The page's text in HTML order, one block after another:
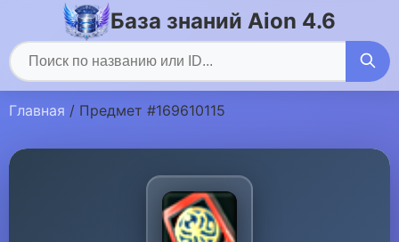
База знаний Aion 4.6
Главная / Предмет #169610115